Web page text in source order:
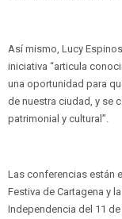
Así mismo, Lucy
iniciativa “articula
una oportunidad para
de nuestra ciudad, y se
patrimonial y cultural”.
Las conferencias están
Festiva de Cartagena y
Independencia del 11